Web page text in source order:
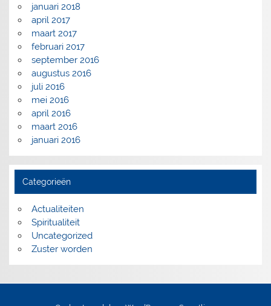
januari 2018
april 2017
maart 2017
februari 2017
september 2016
augustus 2016
juli 2016
mei 2016
april 2016
maart 2016
januari 2016
Categorieën
Actualiteiten
Spiritualiteit
Uncategorized
Zuster worden